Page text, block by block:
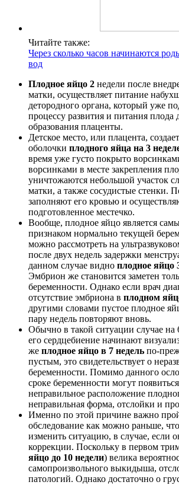
Читайте также:
Через сколько часов начинаются
вод
Плодное яйцо 2 недели после
матки, осуществляет питание
детородного органа, который уже
процессу развития и питания плода
образования плаценты.
Детское место, или плацента,
оболочки плодного яйца на 3
время уже густо покрыто
ворсинками в месте закрепления
уничтожаются небольшой участок
матки, а также сосудистые стенки.
заполняют его кровью и
подготовленное местечко.
Вообще, плодное яйцо является
признаком нормально текущей
можно рассмотреть на
после двух недель задержки
данном случае видно плодное яйцо
Эмбрион же становится заметен
беременности. Однако если врач
отсутствие эмбриона в плодном
другими словами пустое плодное
пару недель повторяют вновь.
Обычно в такой ситуации случае на
его сердцебиение начинают
же плодное яйцо в 7 недель по-
пустым, это свидетельствует о
беременности. Помимо данного
сроке беременности могут
неправильное расположение
неправильная форма, отслойки и
Именно по этой причине важно
обследование как можно раньше,
изменить ситуацию, в случае, если
коррекции. Поскольку в первом
яйцо до 10 недели) велика
самопроизвольного выкидыша,
патологий. Однако достаточно о